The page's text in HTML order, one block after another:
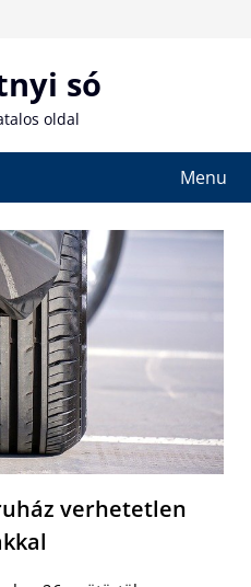
só
oldal
Menu
verhetetlen